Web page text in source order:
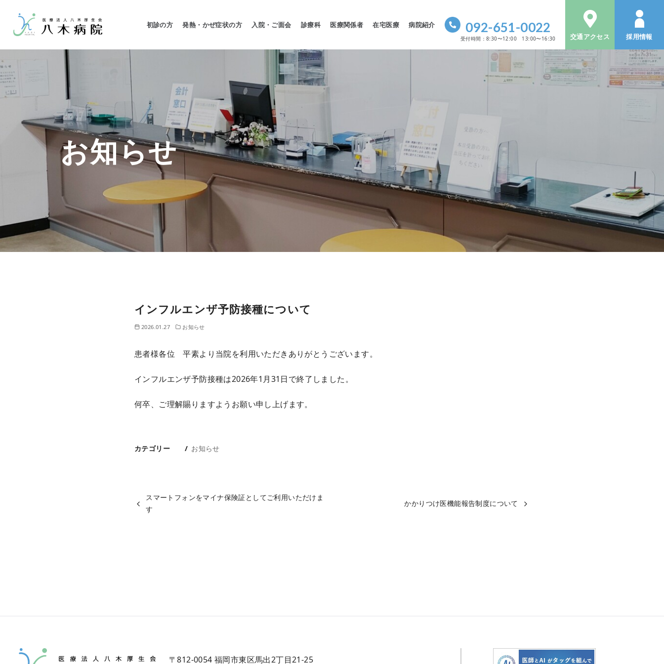
お知らせ
初診の方 発熱・かぜ症状の方 入院・ご面会 診療科 医療関係者 在宅医療 病院紹介 092-651-0022
受付時間：8:30〜12:00 13:00〜16:30 交通アクセス 採用情報
インフルエンザ予防接種について
2026.01.27 お知らせ
患者様各位 平素より当院を利用いただきありがとうございます。
インフルエンザ予防接種は2026年1月31日で終了しました。
何卒、ご理解賜りますようお願い申し上げます。
カテゴリー お知らせ
スマートフォンをマイナ保険証としてご利用いただけま
す
かかりつけ医機能報告制度について
〒812-0054 福岡市東区馬出2丁目21-25